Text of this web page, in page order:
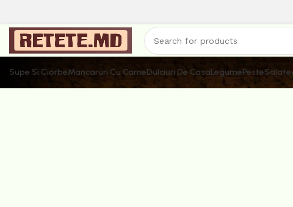
Supe Si CiorbeMancaruri Cu CarneDulciuri De CasaLegumePesteSalate